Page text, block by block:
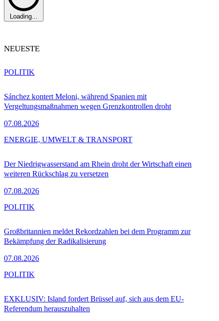
Loading...
NEUESTE
Sánchez kontert Meloni, während Spanien mit
Vergeltungsmaßnahmen wegen Grenzkontrollen droht
07.08.2026
POLITIK
Der Niedrigwasserstand am Rhein droht der Wirtschaft einen
weiteren Rückschlag zu versetzen
07.08.2026
ENERGIE, UMWELT & TRANSPORT
Großbritannien meldet Rekordzahlen bei dem Programm zur
Bekämpfung der Radikalisierung
07.08.2026
POLITIK
EXKLUSIV: Island fordert Brüssel auf, sich aus dem EU-
Referendum herauszuhalten
POLITIK